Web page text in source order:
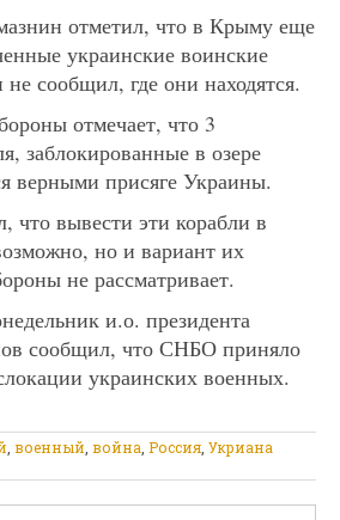
отметил, что в Крыму еще
украинские воинские
сообщил, где они находятся.
отмечает, что 3
заблокированные в озере
верными присяге Украины.
что вывести эти корабли в
но и вариант их
не рассматривает.
и.о. президента
сообщил, что СНБО приняло
украинских военных.
военный война Россия Укриана